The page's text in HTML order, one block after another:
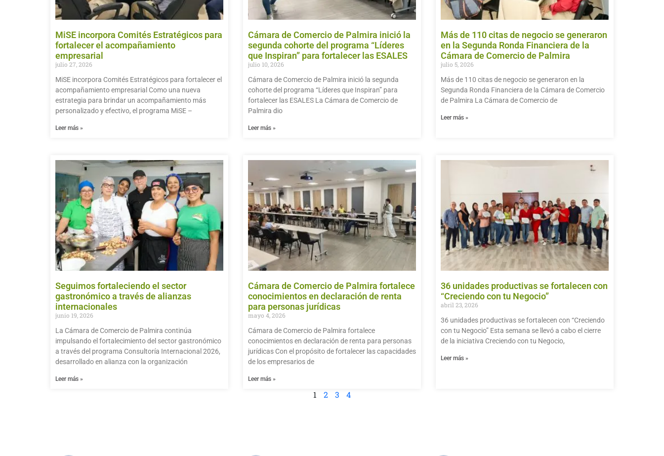
MiSE incorpora Comités Estratégicos para
fortalecer el acompañamiento
empresarial
julio 27, 2026
MiSE incorpora Comités Estratégicos para fortalecer el
acompañamiento empresarial Como una nueva
estrategia para brindar un acompañamiento más
personalizado y efectivo, el programa MiSE –
Leer más »
Cámara de Comercio de Palmira inició la
segunda cohorte del programa “Líderes
que Inspiran” para fortalecer las ESALES
julio 10, 2026
Cámara de Comercio de Palmira inició la segunda
cohorte del programa “Líderes que Inspiran” para
fortalecer las ESALES La Cámara de Comercio de
Palmira dio
Leer más »
Más de 110 citas de negocio se generaron
en la Segunda Ronda Financiera de la
Cámara de Comercio de Palmira
julio 5, 2026
Más de 110 citas de negocio se generaron en la
Segunda Ronda Financiera de la Cámara de Comercio
de Palmira La Cámara de Comercio de
Leer más »
Seguimos fortaleciendo el sector
gastronómico a través de alianzas
internacionales
junio 19, 2026
La Cámara de Comercio de Palmira continúa
impulsando el fortalecimiento del sector gastronómico
a través del programa Consultoría Internacional 2026,
desarrollado en alianza con la organización
Leer más »
Cámara de Comercio de Palmira fortalece
conocimientos en declaración de renta
para personas jurídicas
mayo 4, 2026
Cámara de Comercio de Palmira fortalece
conocimientos en declaración de renta para personas
jurídicas Con el propósito de fortalecer las capacidades
de los empresarios de
Leer más »
36 unidades productivas se fortalecen con
“Creciendo con tu Negocio”
abril 23, 2026
36 unidades productivas se fortalecen con “Creciendo
con tu Negocio” Esta semana se llevó a cabo el cierre
de la iniciativa Creciendo con tu Negocio,
Leer más »
1 2 3 4